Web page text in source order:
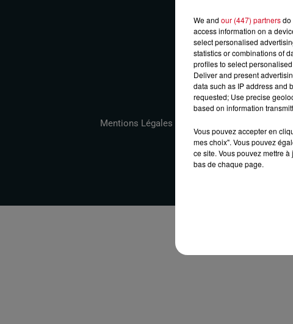
VOTRE
Mentions Légales
We and our (447) partnersdo
access information on a
select personalised
statistics or combinations of
profiles to select
Deliver and present
data such as IP address and
requested; Use precise
based on information
Vous pouvez accepter en
mes choix". Vous pouvez
ce site. Vous pouvez mettre
bas de chaque page.